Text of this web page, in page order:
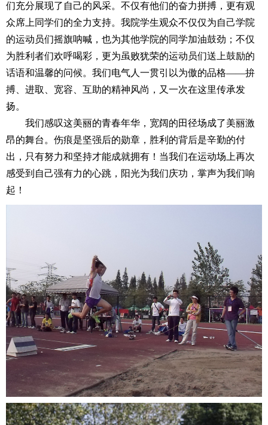
们充分展现了自己的风采。不仅有他们的奋力拼搏，更有观
众席上同学们的全力支持。我院学生观众不仅仅为自己学院
的运动员们摇旗呐喊，也为其他学院的同学加油鼓劲；不仅
为胜利者们欢呼喝彩，更为虽败犹荣的运动员们送上鼓励的
话语和温馨的问候。我们电气人一贯引以为傲的品格——拚
搏、进取、宽容、互助的精神风尚，又一次在这里传承发
扬。
我们感叹这美丽的青春年华，宽阔的田径场成了美丽激
昂的舞台。伤痕是坚强后的勋章，胜利的背后是辛勤的付
出，只有努力和坚持才能成就拥有！当我们在运动场上再次
感受到自己强有力的心跳，阳光为我们庆功，掌声为我们响
起！